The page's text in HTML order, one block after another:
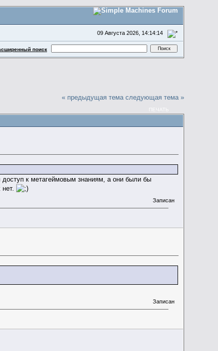
09 Августа 2026, 14:14:14
« предыдущая тема следующая тема »
ПЕЧАТЬ
к метагеймовым знаниям, а они были бы
Записан
Записан